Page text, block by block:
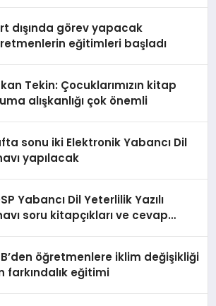
dışında görev yapacak
eğitimleri başladı
Tekin: Çocuklarımızın kitap
alışkanlığı çok önemli
sonu iki Elektronik Yabancı Dil
yapılacak
Yabancı Dil Yeterlilik Yazılı
soru kitapçıkları ve cevap
öğretmenlere iklim değişikliği
farkındalık eğitimi